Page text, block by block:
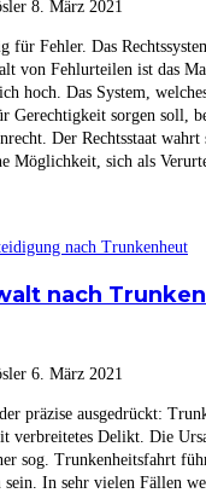
8. März 2021
für Fehler. Das
von Fehlurteilen ist das
hoch. Das System,
Gerechtigkeit sorgen soll,
Der Rechtsstaat
Möglichkeit, sich als
nach
6. März 2021
präzise ausgedrückt:
verbreitetes Delikt. Die
sog. Trunkenheitsfahrt
sein. In sehr vielen Fällen